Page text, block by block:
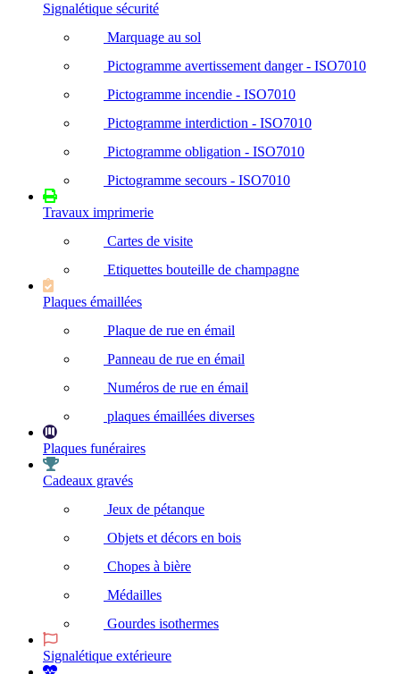
Signalétique sécurité
Marquage au sol
Pictogramme avertissement danger - ISO7010
Pictogramme incendie - ISO7010
Pictogramme interdiction - ISO7010
Pictogramme obligation - ISO7010
Pictogramme secours - ISO7010
Travaux imprimerie
Cartes de visite
Etiquettes bouteille de champagne
Plaques émaillées
Plaque de rue en émail
Panneau de rue en émail
Numéros de rue en émail
plaques émaillées diverses
Plaques funéraires
Cadeaux gravés
Jeux de pétanque
Objets et décors en bois
Chopes à bière
Médailles
Gourdes isothermes
Signalétique extérieure